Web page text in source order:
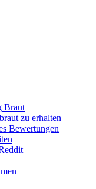
Braut
zu erhalten
Bewertungen